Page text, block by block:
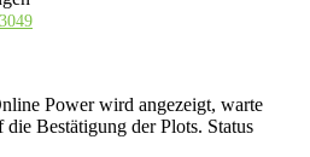
Power wird angezeigt, warte
Bestätigung der Plots. Status